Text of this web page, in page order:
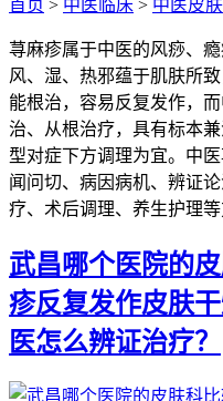
首页 > 中医临床 > 中医皮
荨麻疹属于中医的风痧、
风、湿、热邪蕴于肌肤所
能根治，容易反复发作，
治、从根治疗，具有标本
型对症下方调理为宜。中
闻问切、病因病机、辨证
疗、术后调理、养生护理等
武昌哪个医院的
疹反复发作皮肤
医怎么辨证治疗？